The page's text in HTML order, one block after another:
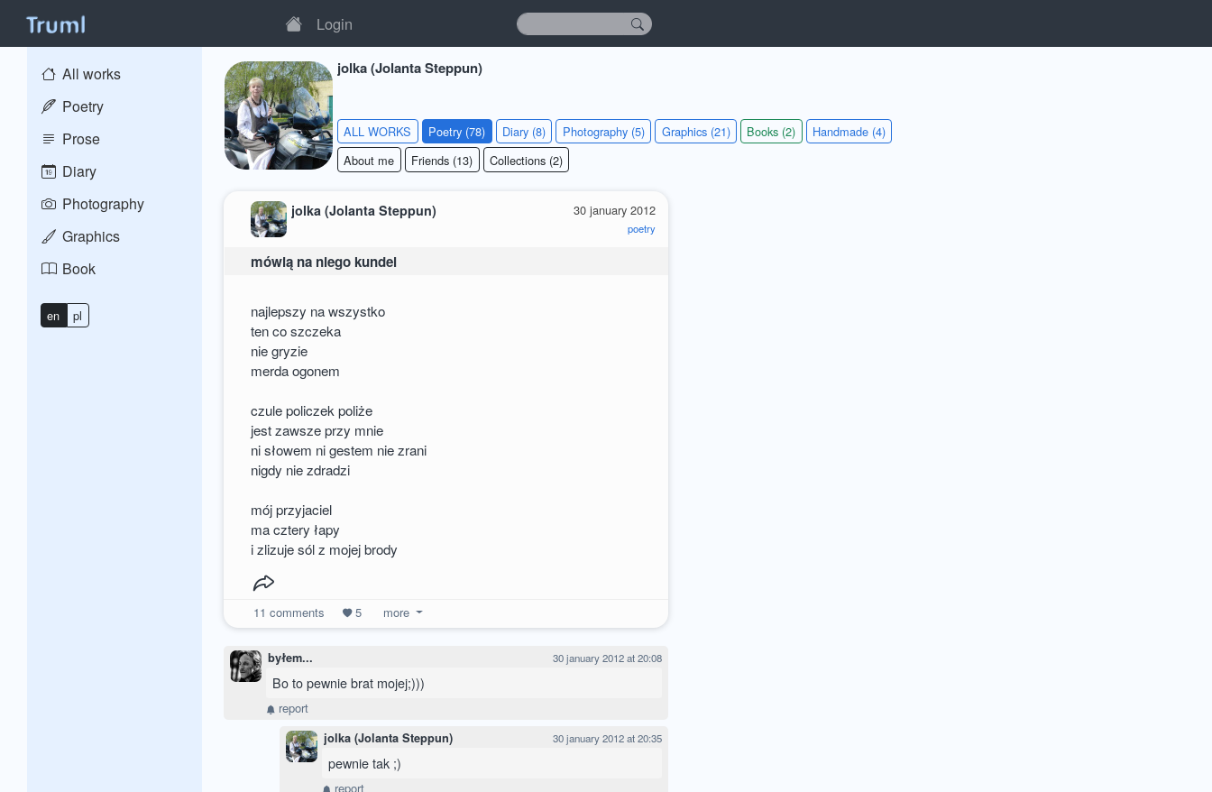
Login
All works
Poetry
Prose
Diary
Photography
Graphics
Book
en pl
jolka (Jolanta Steppun)
ALL WORKS Poetry (78) Diary (8) Photography (5) Graphics (21) Books (2)
Handmade (4)
About me
Friends (13) Collections (2)
30 january 2012
poetry
jolka (Jolanta Steppun)
mówią na niego kundel
najlepszy na wszystko
ten co szczeka
nie gryzie
merda ogonem
czule policzek poliże
jest zawsze przy mnie
ni słowem ni gestem nie zrani
nigdy nie zdradzi
mój przyjaciel
ma cztery łapy
i zlizuje sól z mojej brody
11 comments 5 more
byłem... 30 january 2012 at 20:08
Bo to pewnie brat mojej;)))
report
jolka (Jolanta Steppun) 30 january 2012 at 20:35
pewnie tak ;)
report